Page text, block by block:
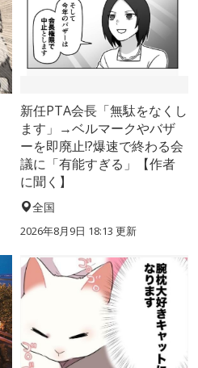
新任PTA会長「無駄をなくし
ます」→ベルマークやバザ
ーを即廃止!?爆速で終わる会
議に「有能すぎる」【作者
に聞く】
全国
2026年8月9日 18:13 更新